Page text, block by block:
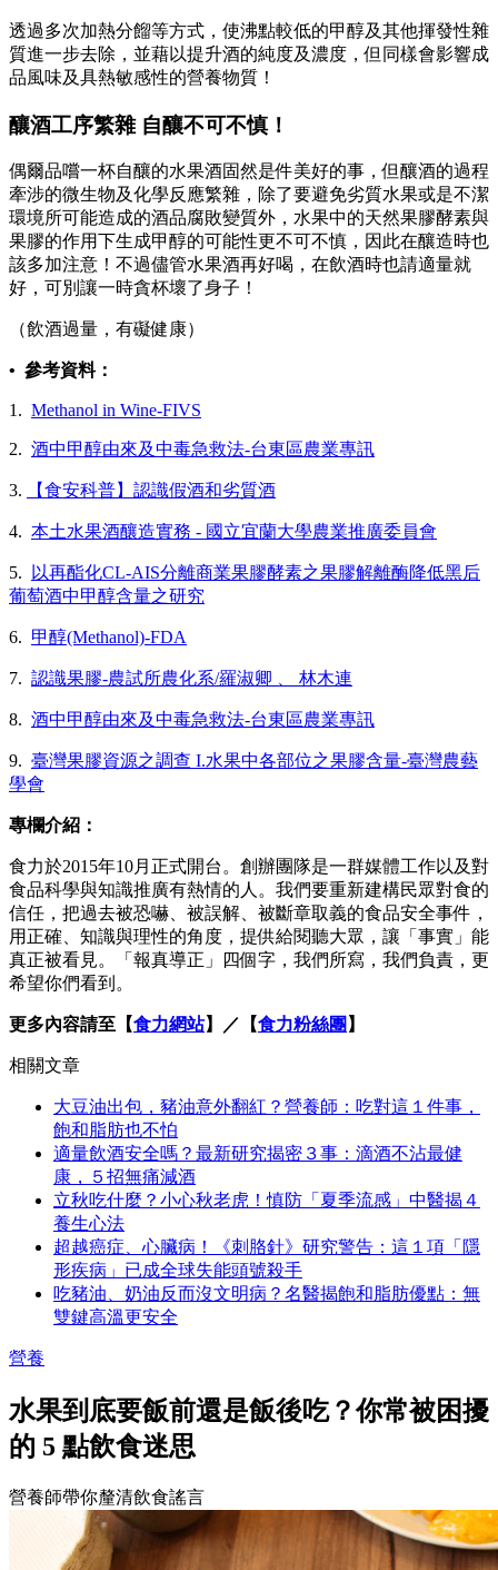
透過多次加熱分餾等方式，使沸點較低的甲醇及其他揮發性雜
質進一步去除，並藉以提升酒的純度及濃度，但同樣會影響成
品風味及具熱敏感性的營養物質！
釀酒工序繁雜 自釀不可不慎！
偶爾品嚐一杯自釀的水果酒固然是件美好的事，但釀酒的過程
牽涉的微生物及化學反應繁雜，除了要避免劣質水果或是不潔
環境所可能造成的酒品腐敗變質外，水果中的天然果膠酵素與
果膠的作用下生成甲醇的可能性更不可不慎，因此在釀造時也
該多加注意！不過儘管水果酒再好喝，在飲酒時也請適量就
好，可別讓一時貪杯壞了身子！
（飲酒過量，有礙健康）
• 參考資料：
1. Methanol in Wine-FIVS
2. 酒中甲醇由來及中毒急救法-台東區農業專訊
3. 【食安科普】認識假酒和劣質酒
4. 本土水果酒釀造實務 - 國立宜蘭大學農業推廣委員會
5.
以再酯化CL-AIS分離商業果膠酵素之果膠解離酶降低黑后
葡萄酒中甲醇含量之研究
6. 甲醇(Methanol)-FDA
7. 認識果膠-農試所農化系/羅淑卿 、 林木連
8. 酒中甲醇由來及中毒急救法-台東區農業專訊
9. 臺灣果膠資源之調查 I.水果中各部位之果膠含量-臺灣農藝
學會
專欄介紹：
食力於2015年10月正式開台。創辦團隊是一群媒體工作以及對
食品科學與知識推廣有熱情的人。我們要重新建構民眾對食的
信任，把過去被恐嚇、被誤解、被斷章取義的食品安全事件，
用正確、知識與理性的角度，提供給閱聽大眾，讓「事實」能
真正被看見。「報真導正」四個字，我們所寫，我們負責，更
希望你們看到。
更多內容請至【食力網站】／【食力粉絲團 】
相關文章
大豆油出包，豬油意外翻紅？營養師：吃對這１件事，
飽和脂肪也不怕
適量飲酒安全嗎？最新研究揭密３事：滴酒不沾最健
康，５招無痛減酒
立秋吃什麼？小心秋老虎！慎防「夏季流感」中醫揭４
養生心法
超越癌症、心臟病！《刺胳針》研究警告：這１項「隱
形疾病」已成全球失能頭號殺手
吃豬油、奶油反而沒文明病？名醫揭飽和脂肪優點：無
雙鍵高溫更安全
營養
水果到底要飯前還是飯後吃？你常被困擾
的 5 點飲食迷思
營養師帶你釐清飲食謠言